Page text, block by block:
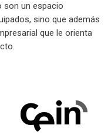
son un espacio
sino que además
que le orienta